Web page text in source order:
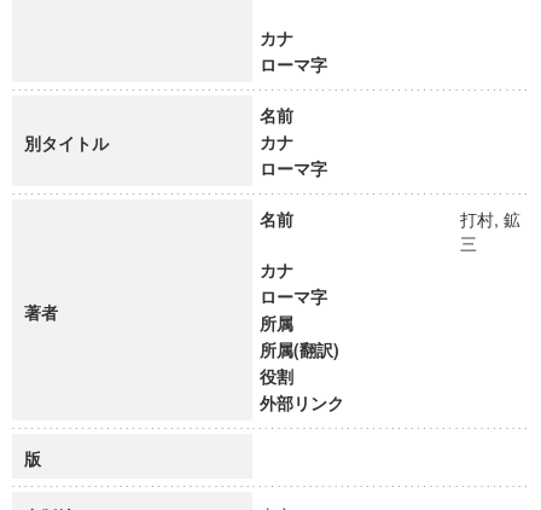
カナ
ローマ字
別タイトル
名前
カナ
ローマ字
著者
名前
打村, 鉱
三
カナ
ローマ字
所属
所属(翻訳)
役割
外部リンク
版